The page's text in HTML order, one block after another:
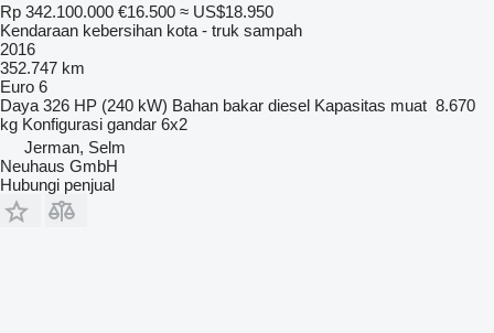
Rp 342.100.000 €16.500 ≈ US$18.950
Kendaraan kebersihan kota - truk sampah
2016
352.747 km
Euro 6
Daya 326 HP (240 kW) Bahan bakar diesel Kapasitas muat 8.670
kg Konfigurasi gandar 6x2
Jerman, Selm
Neuhaus GmbH
Hubungi penjual